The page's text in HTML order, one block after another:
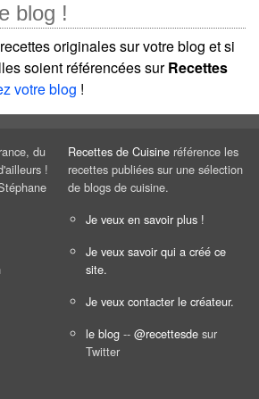
blog !
originales sur votre blog et si
soient référencées surRecettes
votre blog !
du
!
Recettes de Cuisine référence les
recettes publiées sur une sélection
de blogs de cuisine.
Je veux en savoir plus !
Je veux savoir qui a créé ce
site.
Je veux contacter le créateur.
le blog -- @recettesde sur
Twitter